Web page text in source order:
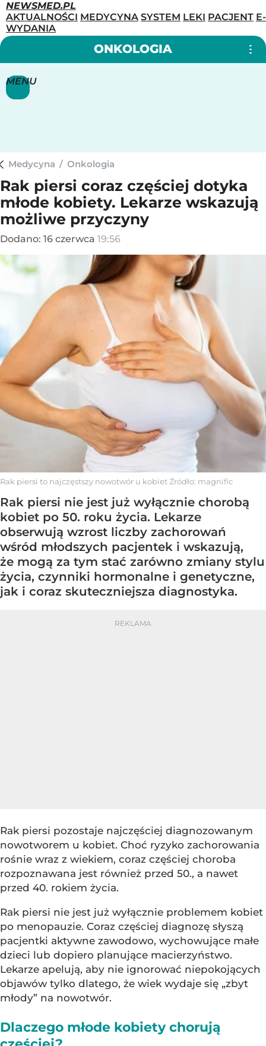
NEWSMED.PL
AKTUALNOŚCI MEDYCYNA SYSTEM LEKI PACJENT E-
WYDANIA
MENU
ONKOLOGIA
Medycyna / Onkologia
Rak piersi coraz częściej dotyka
młode kobiety. Lekarze wskazują
możliwe przyczyny
Dodano: 16 czerwca 19:56
Rak piersi to najczęstszy nowotwór u kobietŹródło: magnific
Rak piersi nie jest już wyłącznie chorobą
kobiet po 50. roku życia. Lekarze
obserwują wzrost liczby zachorowań
wśród młodszych pacjentek i wskazują,
że mogą za tym stać zarówno zmiany stylu
życia, czynniki hormonalne i genetyczne,
jak i coraz skuteczniejsza diagnostyka.
Rak piersi pozostaje najczęściej diagnozowanym
nowotworem u kobiet. Choć ryzyko zachorowania
rośnie wraz z wiekiem, coraz częściej choroba
rozpoznawana jest również przed 50., a nawet
przed 40. rokiem życia.
Rak piersi nie jest już wyłącznie problemem kobiet
po menopauzie. Coraz częściej diagnozę słyszą
pacjentki aktywne zawodowo, wychowujące małe
dzieci lub dopiero planujące macierzyństwo.
Lekarze apelują, aby nie ignorować niepokojących
objawów tylko dlatego, że wiek wydaje się „zbyt
młody” na nowotwór.
Dlaczego młode kobiety chorują